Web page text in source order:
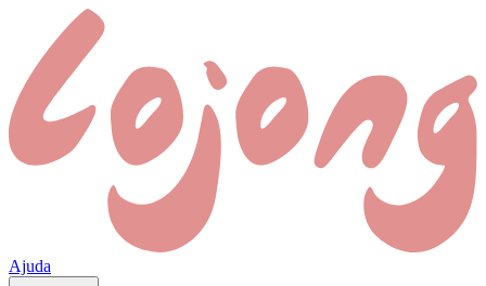
Ajuda